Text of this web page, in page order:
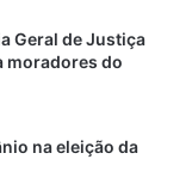
categoria.
que
Geral de Justiça
moradores do
na eleição da